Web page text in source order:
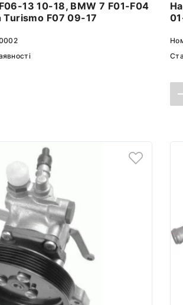
13 10-18, BMW 7 F01-F04
Turismo F07 09-17